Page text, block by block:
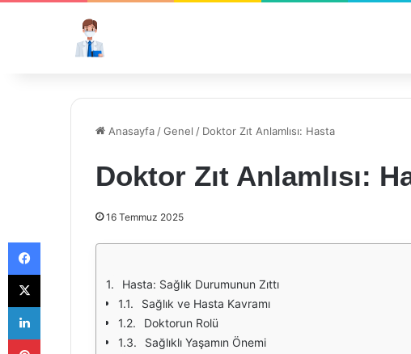
Anasayfa /Genel / Doktor Zıt Anlamlısı: Hasta
Doktor Zıt Anlamlısı:
16 Temmuz 2025
Hasta: Sağlık Durumunun Zıttı
Sağlık ve Hasta Kavramı
Doktorun Rolü
Sağlıklı Yaşamın Önemi
Facebook
X
LinkedIn
Pinterest